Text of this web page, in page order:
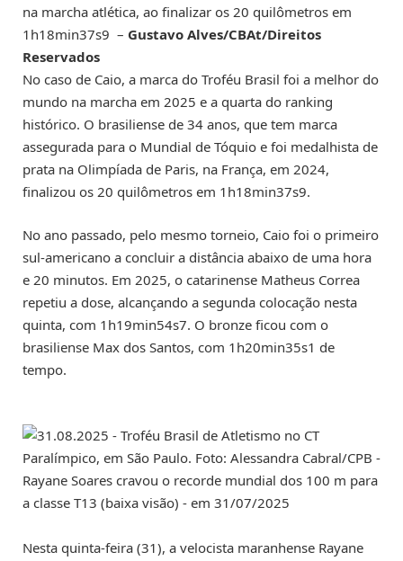
na marcha atlética, ao finalizar os 20 quilômetros em
1h18min37s9 – Gustavo Alves/CBAt/Direitos
Reservados
No caso de Caio, a marca do Troféu Brasil foi a melhor do
mundo na marcha em 2025 e a quarta do ranking
histórico. O brasiliense de 34 anos, que tem marca
assegurada para o Mundial de Tóquio e foi medalhista de
prata na Olimpíada de Paris, na França, em 2024,
finalizou os 20 quilômetros em 1h18min37s9.
No ano passado, pelo mesmo torneio, Caio foi o primeiro
sul-americano a concluir a distância abaixo de uma hora
e 20 minutos. Em 2025, o catarinense Matheus Correa
repetiu a dose, alcançando a segunda colocação nesta
quinta, com 1h19min54s7. O bronze ficou com o
brasiliense Max dos Santos, com 1h20min35s1 de
tempo.
Nesta quinta-feira (31), a velocista maranhense Rayane